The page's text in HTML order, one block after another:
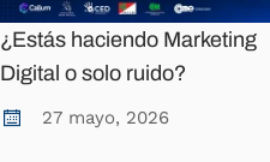
¿Estás haciendo Marketing
Digital o solo ruido?
27 mayo, 2026